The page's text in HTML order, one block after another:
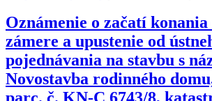
Oznámenie o začatí konania
zámere a upustenie od
pojednávania na stavbu s
Novostavba rodinného